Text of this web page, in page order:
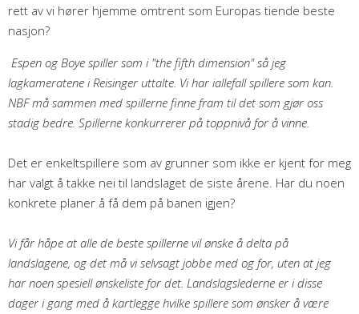
rett av vi hører hjemme omtrent som Europas tiende beste
nasjon?
Espen og Boye spiller som i "the fifth dimension" så jeg
lagkameratene i Reisinger uttalte. Vi har iallefall spillere som kan.
NBF må sammen med spillerne finne fram til det som gjør oss
stadig bedre. Spillerne konkurrerer på toppnivå for å vinne.
Det er enkeltspillere som av grunner som ikke er kjent for meg
har valgt å takke nei til landslaget de siste årene. Har du noen
konkrete planer å få dem på banen igjen?
Vi får håpe at alle de beste spillerne vil ønske å delta på
landslagene, og det må vi selvsagt jobbe med og for, uten at jeg
har noen spesiell ønskeliste for det. Landslagslederne er i disse
dager i gang med å kartlegge hvilke spillere som ønsker å være